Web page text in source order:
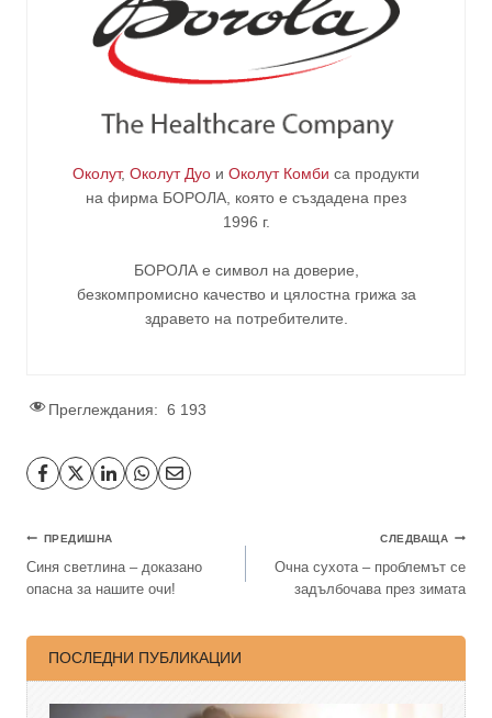
Околут, Околут Дуо и Околут Комби са продукти
на фирма БОРОЛА , която е създадена през
1996 г.
БОРОЛА е символ на доверие,
безкомпромисно качество и цялостна грижа за
здравето на потребителите
Преглеждания: 6 193
ПРЕДИШНА
Синя светлина – доказано
опасна за нашите очи!
СЛЕДВАЩА
Очна сухота – проблемът се
задълбочава през зимата
ПОСЛЕДНИ ПУБЛИКАЦИИ